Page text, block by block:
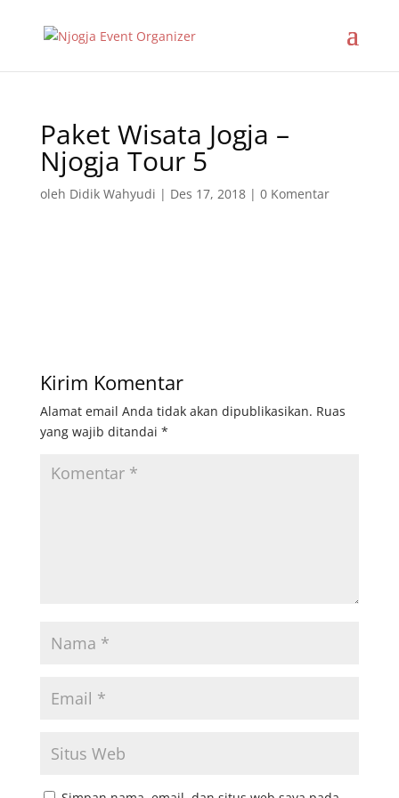
Paket Wisata Jogja –
Njogja Tour 5
oleh Didik Wahyudi | Des 17, 2018| 0 Komentar
Kirim Komentar
Alamat email Anda tidak akan dipublikasikan. Ruas
yang wajib ditandai *